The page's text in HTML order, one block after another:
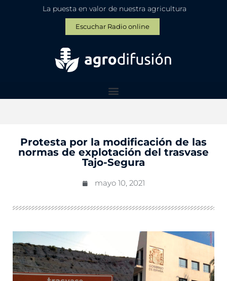
La puesta en valor de nuestra agricultura
Escuchar Radio online
Protesta por la modificación de las
normas de explotación del trasvase
Tajo-Segura
mayo 10, 2021